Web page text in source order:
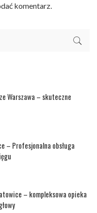
komentarz.
Warszawa – skuteczne
– Profesjonalna obsługa
– kompleksowa opieka